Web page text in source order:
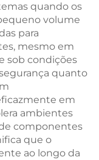
quando os
volume
para
mesmo em
sob condições
quanto
em
ambientes
componentes
que o
ao longo da